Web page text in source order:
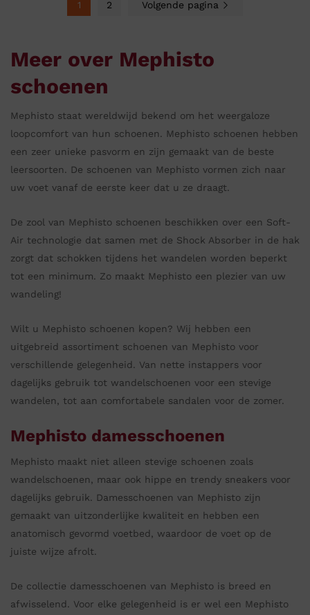
1 2 Volgende pagina
Meer over Mephisto
schoenen
Mephisto staat wereldwijd bekend om het weergaloze
loopcomfort van hun schoenen. Mephisto schoenen hebben
een zeer unieke pasvorm en zijn gemaakt van de beste
leersoorten. De schoenen van Mephisto vormen zich naar
uw voet vanaf de eerste keer dat u ze draagt.
De zool van Mephisto schoenen beschikken over een Soft-
Air technologie dat samen met de Shock Absorber in de hak
zorgt dat schokken tijdens het wandelen worden beperkt
tot een minimum. Zo maakt Mephisto een plezier van uw
wandeling!
Wilt u Mephisto schoenen kopen? Wij hebben een
uitgebreid assortiment schoenen van Mephisto voor
verschillende gelegenheid. Van nette instappers voor
dagelijks gebruik tot wandelschoenen voor een stevige
wandelen, tot aan comfortabele sandalen voor de zomer.
Mephisto damesschoenen
Mephisto maakt niet alleen stevige schoenen zoals
wandelschoenen, maar ook hippe en trendy sneakers voor
dagelijks gebruik. Damesschoenen van Mephisto zijn
gemaakt van uitzonderlijke kwaliteit en hebben een
anatomisch gevormd voetbed, waardoor de voet op de
juiste wijze afrolt.
De collectie damesschoenen van Mephisto is breed en
afwisselend. Voor elke gelegenheid is er wel een Mephisto